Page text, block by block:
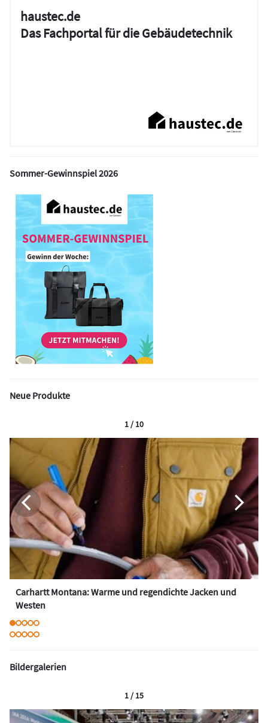
haustec.de
Das Fachportal für die Gebäudetechnik
Sommer-Gewinnspiel 2026
Neue Produkte
Carhartt Montana: Warme und regendichte Jacken und
Westen
1 / 10
Bildergalerien
1 / 15